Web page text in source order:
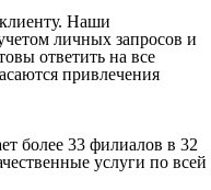
Наши
личных запросов и
ответить на все
привлечения
более 33 филиалов в 32
услуги по всей